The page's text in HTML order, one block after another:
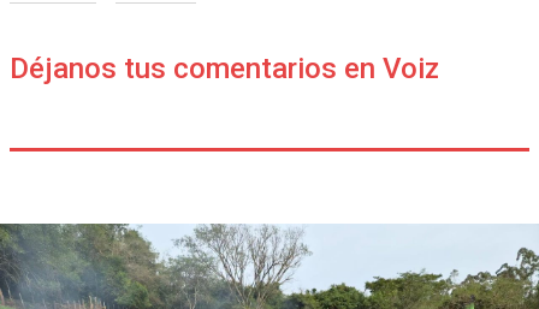
Déjanos tus comentarios en Voiz